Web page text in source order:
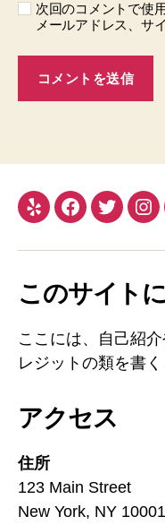
次回のコメントで使
メールアドレス、サ
このサイト
ここには、自己紹
レジットの類を書く
アクセス
住所
123 Main Street
New York, NY 10001